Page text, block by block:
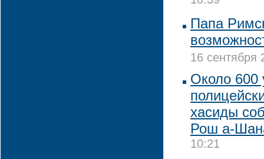
Папа
16 сентября
Около 600
хасиды
Рош а-
10:21